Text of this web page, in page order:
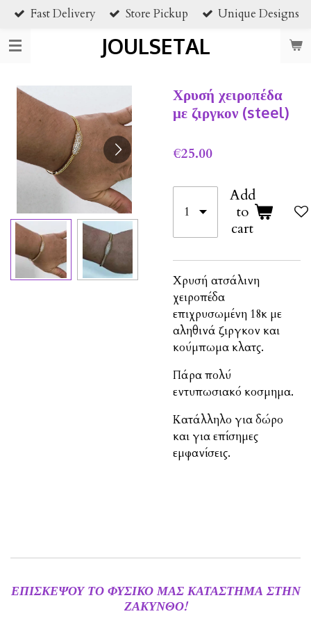
Skip
main
JOULSETAL
Fast Delivery Store Pickup Unique Designs
Χρυσή χειροπέδα
με ζιργκον (steel)
€25.00
Add
to
cart
Χρυσή ατσάλινη
χειροπέδα
επιχρυσωμένη 18κ με
αληθινά ζιργκον και
κούμπωμα κλατς.
Πάρα πολύ
εντυπωσιακό κοσμημα.
Κατάλληλο για δώρο
και για επίσημες
εμφανίσεις.
ΕΠΙΣΚΕΨΟΥ ΤΟ ΦΥΣΙΚΟ ΜΑΣ ΚΑΤΑΣΤΗΜΑ ΣΤΗΝ
ΖΑΚΥΝΘΟ!